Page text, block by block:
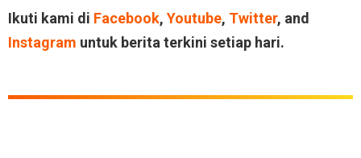
Ikuti kami di Facebook, Youtube, Twitter, and
Instagram untuk berita terkini setiap hari.